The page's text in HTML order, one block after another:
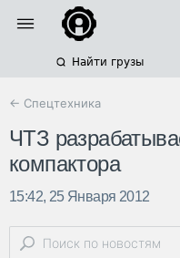
Найти грузы
← Спецтехника
ЧТЗ
компактора
15:42, 25 Января 2012